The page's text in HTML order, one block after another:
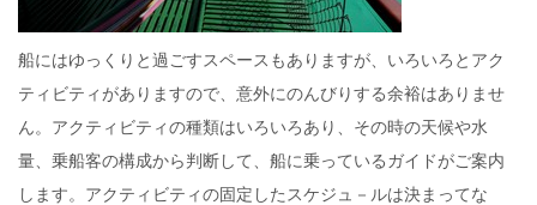
船にはゆっくりと過ごすスペースもありますが、いろいろとアク
ティビティがありますので、意外にのんびりする余裕はありませ
ん。アクティビティの種類はいろいろあり、その時の天候や水
量、乗船客の構成から判断して、船に乗っているガイドがご案内
します。アクティビティの固定したスケジュ－ルは決まってな